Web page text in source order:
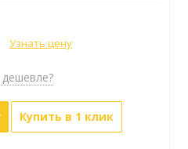
Узнать цену
Купить в 1 клик